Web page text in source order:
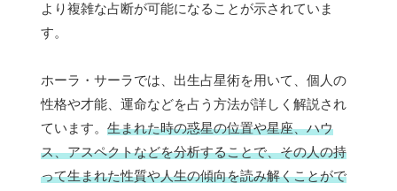
より複雑な占断が可能になることが示されていま
す。
ホーラ・サーラでは、出生占星術を用いて、個人の
性格や才能、運命などを占う方法が詳しく解説され
ています。 生まれた時の惑星の位置や星座、ハウ
ス、アスペクトなどを分析することで、その人の持
って生まれた性質や人生の傾向を読み解くことがで